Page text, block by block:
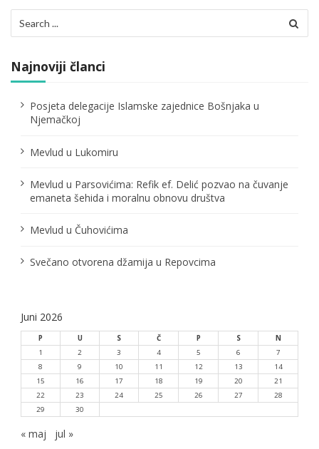
i
j
a
a
a
k
for:
Najnoviji članci
Posjeta delegacije Islamske zajednice Bošnjaka u
Njemačkoj
Mevlud u Lukomiru
Mevlud u Parsovićima: Refik ef. Delić pozvao na čuvanje
emaneta šehida i moralnu obnovu društva
Mevlud u Čuhovićima
Svečano otvorena džamija u Repovcima
Juni 2026
P U S Č P S
N
1
2 3 4 5 6
7
8
9 10 11 12 13
14
15
16 17 18 19 20
21
22
23 24 25 26 27
28
29
30
« maj jul »